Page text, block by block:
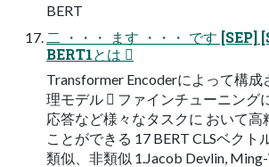
BERT
二 ・・・ ます ・・・ です [SEP]
BERT1とは 
Transformer Encoderによって構
理モデル  ファインチューニング
応答など様々なタスクに おいて高
ことができる 17 BERT CLSベクト
類似、非類似 1.Jacob Devlin,